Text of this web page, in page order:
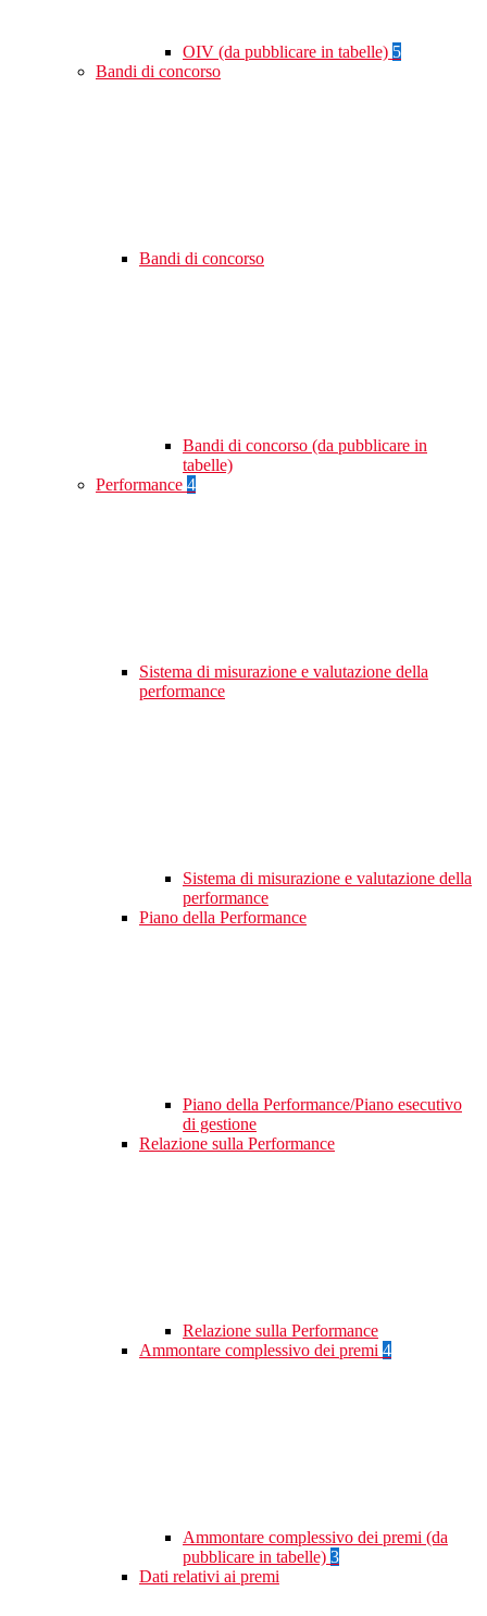
OIV (da pubblicare in tabelle) 5
Bandi di concorso
Bandi di concorso
Bandi di concorso (da pubblicare in
tabelle)
Performance 4
Sistema di misurazione e valutazione della
performance
Sistema di misurazione e valutazione della
performance
Piano della Performance
Piano della Performance/Piano esecutivo
di gestione
Relazione sulla Performance
Relazione sulla Performance
Ammontare complessivo dei premi 4
Ammontare complessivo dei premi (da
pubblicare in tabelle) 3
Dati relativi ai premi